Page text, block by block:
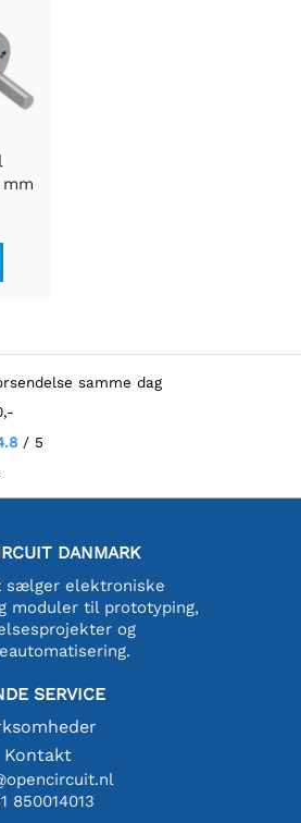
mm
samme dag
/ 5
DANMARK
sælger elektroniske
moduler til prototyping,
og
SERVICE
Kontakt
850014013